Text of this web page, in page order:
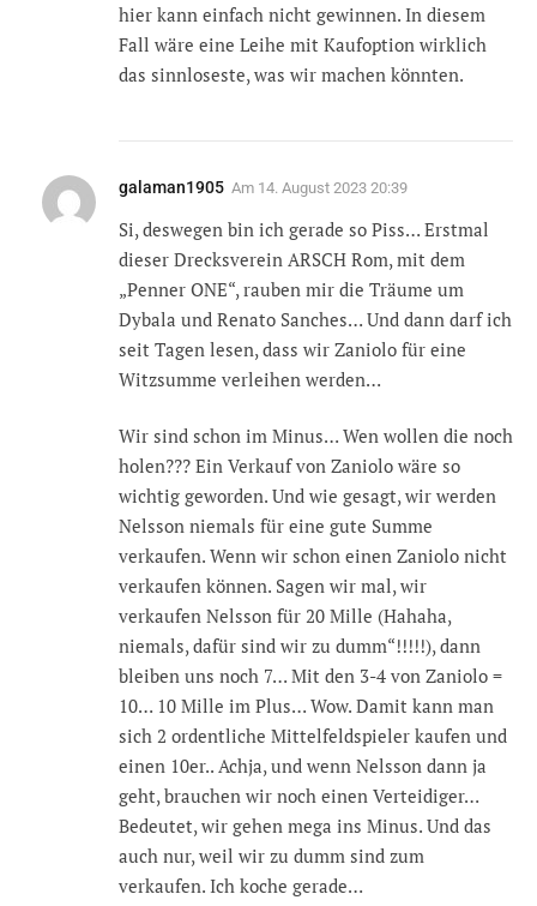
hier kann einfach nicht gewinnen. In diesem
Fall wäre eine Leihe mit Kaufoption wirklich
das sinnloseste, was wir machen könnten.
galaman1905 Am 14. August 2023 20:39
Si, deswegen bin ich gerade so Piss… Erstmal
dieser Drecksverein ARSCH Rom, mit dem
„Penner ONE“, rauben mir die Träume um
Dybala und Renato Sanches… Und dann darf ich
seit Tagen lesen, dass wir Zaniolo für eine
Witzsumme verleihen werden…
Wir sind schon im Minus… Wen wollen die noch
holen??? Ein Verkauf von Zaniolo wäre so
wichtig geworden. Und wie gesagt, wir werden
Nelsson niemals für eine gute Summe
verkaufen. Wenn wir schon einen Zaniolo nicht
verkaufen können. Sagen wir mal, wir
verkaufen Nelsson für 20 Mille (Hahaha,
niemals, dafür sind wir zu dumm“!!!!!), dann
bleiben uns noch 7… Mit den 3-4 von Zaniolo =
10… 10 Mille im Plus… Wow. Damit kann man
sich 2 ordentliche Mittelfeldspieler kaufen und
einen 10er.. Achja, und wenn Nelsson dann ja
geht, brauchen wir noch einen Verteidiger…
Bedeutet, wir gehen mega ins Minus. Und das
auch nur, weil wir zu dumm sind zum
verkaufen. Ich koche gerade…